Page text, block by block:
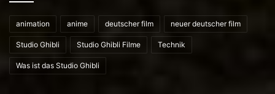
animation anime deutscher film neuer deutscher film
Studio Ghibli Studio Ghibli Filme Technik
Was ist das Studio Ghibli